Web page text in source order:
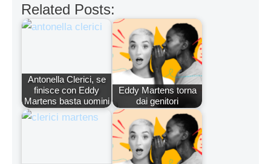
Related Posts:
Antonella Clerici, se
finisce con Eddy
Martens basta uomini
Eddy Martens torna
dai genitori